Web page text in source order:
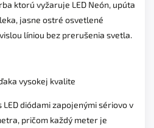
ktorú vyžaruje LED Neón, upúta
jasne ostré osvetlené
líniou bez prerušenia svetla.
vysokej kvalite
LED diódami zapojenými sériovo v
pričom každý meter je